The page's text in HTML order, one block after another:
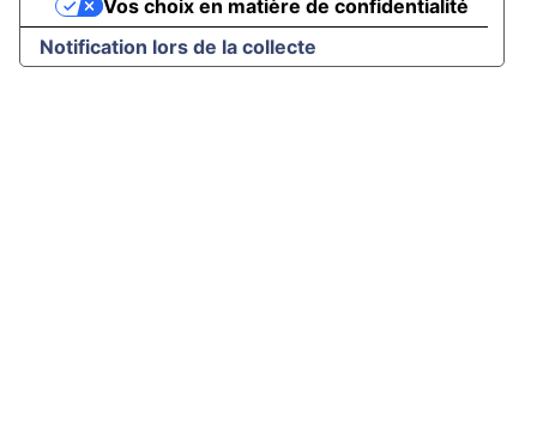
Notification lors de la collecte
Vos choix en matière de confidentialité